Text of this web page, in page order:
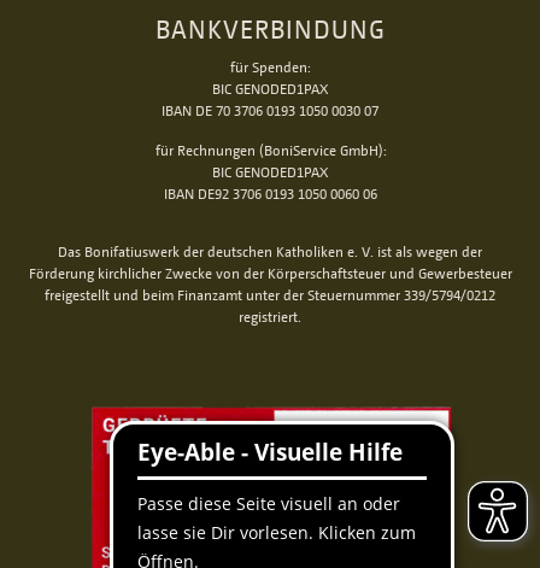
BANKVERBINDUNG
für Spenden:
BIC GENODED1PAX
IBAN DE 70 3706 0193 1050 0030 07
für Rechnungen (BoniService GmbH):
BIC GENODED1PAX
IBAN DE92 3706 0193 1050 0060 06
Das Bonifatiuswerk der deutschen Katholiken e. V. ist als wegen der
Förderung kirchlicher Zwecke von der Körperschaftsteuer und Gewerbesteuer
freigestellt und beim Finanzamt unter der Steuernummer 339/5794/0212
registriert.